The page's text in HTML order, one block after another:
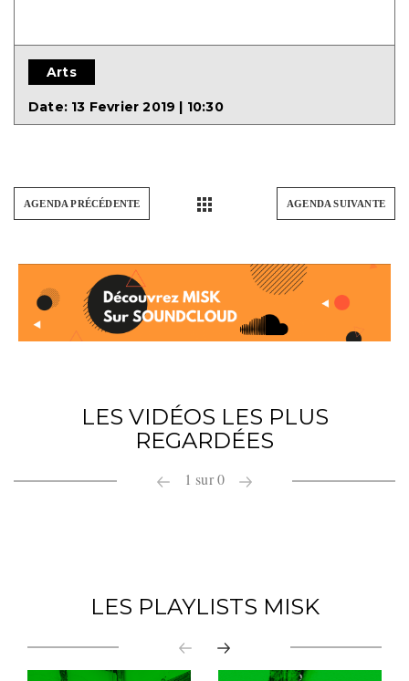
Arts
Date: 13 Fevrier 2019 | 10:30
AGENDA PRÉCÉDENTE AGENDA SUIVANTE
LES VIDÉOS LES PLUS
REGARDÉES
1 sur0
LES PLAYLISTS MISK